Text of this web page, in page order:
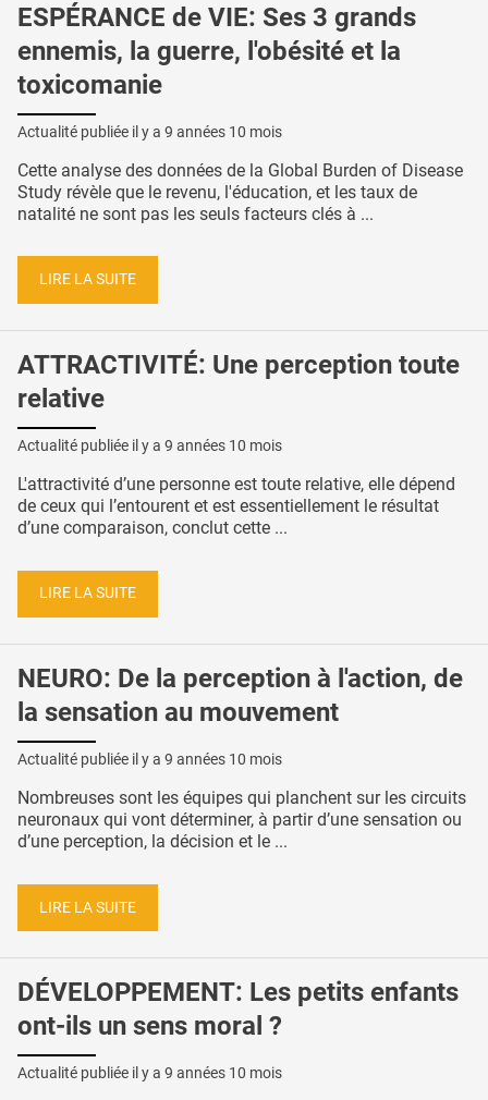
ESPÉRANCE de VIE: Ses 3 grands
ennemis, la guerre, l'obésité et la
toxicomanie
Actualité publiée il y a 9 années 10 mois
Cette analyse des données de la Global Burden of Disease
Study révèle que le revenu, l'éducation, et les taux de
natalité ne sont pas les seuls facteurs clés à ...
LIRE LA SUITE
ATTRACTIVITÉ: Une perception toute
relative
Actualité publiée il y a 9 années 10 mois
L'attractivité d’une personne est toute relative, elle dépend
de ceux qui l’entourent et est essentiellement le résultat
d’une comparaison, conclut cette ...
LIRE LA SUITE
NEURO: De la perception à l'action, de
la sensation au mouvement
Actualité publiée il y a 9 années 10 mois
Nombreuses sont les équipes qui planchent sur les circuits
neuronaux qui vont déterminer, à partir d’une sensation ou
d’une perception, la décision et le ...
LIRE LA SUITE
DÉVELOPPEMENT: Les petits enfants
ont-ils un sens moral ?
Actualité publiée il y a 9 années 10 mois